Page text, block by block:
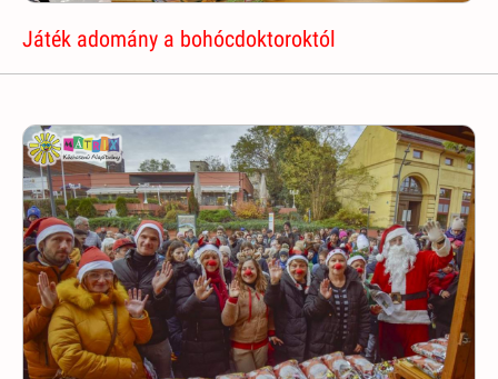
Játék adomány a bohócdoktoroktól